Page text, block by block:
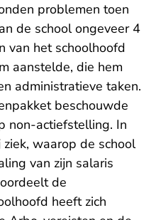
problemen toen
de school ongeveer 4
van het schoolhoofd
aanstelde, die hem
administratieve taken.
beschouwde
non-actiefstelling. In
waarop de school
van zijn salaris
de
heeft zich